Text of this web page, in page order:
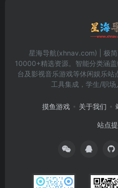
星海导航(xhnav.com) | 极
10000+精选资源。智能分类涵
台及影视音乐游戏等休闲娱乐站
工具集成，学生/职场
摸鱼游戏 关于我们
站点